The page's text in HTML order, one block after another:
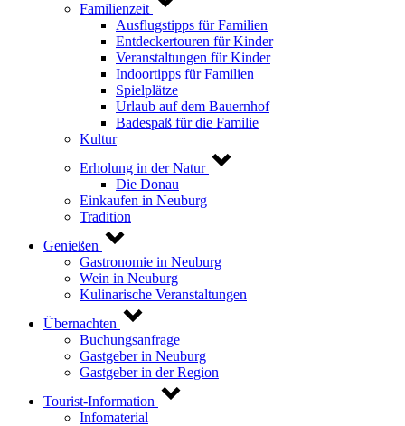
Familienzeit
Ausflugstipps für Familien
Entdeckertouren für Kinder
Veranstaltungen für Kinder
Indoortipps für Familien
Spielplätze
Urlaub auf dem Bauernhof
Badespaß für die Familie
Kultur
Erholung in der Natur
Die Donau
Einkaufen in Neuburg
Tradition
Genießen
Gastronomie in Neuburg
Wein in Neuburg
Kulinarische Veranstaltungen
Übernachten
Buchungsanfrage
Gastgeber in Neuburg
Gastgeber in der Region
Tourist-Information
Infomaterial